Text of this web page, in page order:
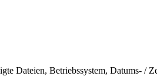
Dateien, Betriebssystem, Datums- /